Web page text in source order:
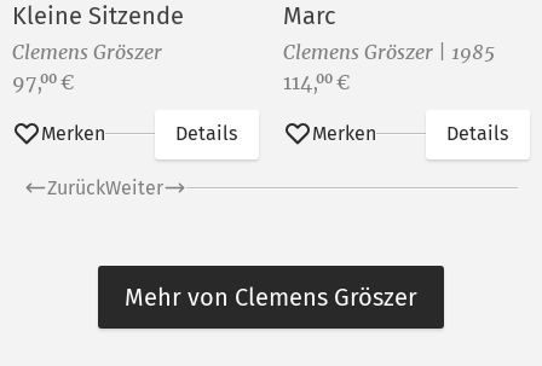
Kleine Sitzende
Clemens Gröszer
Preis:
97,00 €
Merken Details
Marc
Clemens Gröszer | 1985
Preis:
114,00 €
Merken Details
ZurückWeiter
Mehr von Clemens Gröszer